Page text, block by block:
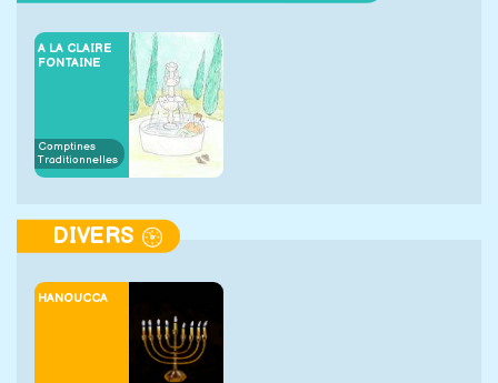
A LA CLAIRE
FONTAINE
Comptines
Traditionnelles
DIVERS
HANOUCCA